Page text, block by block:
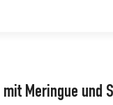
mit Meringue und